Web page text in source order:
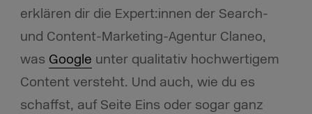
erklären dir die Expert:innen der Search-
und Content-Marketing-Agentur Claneo,
was Google unter qualitativ hochwertigem
Content versteht. Und auch, wie du es
schaffst, auf Seite Eins oder sogar ganz